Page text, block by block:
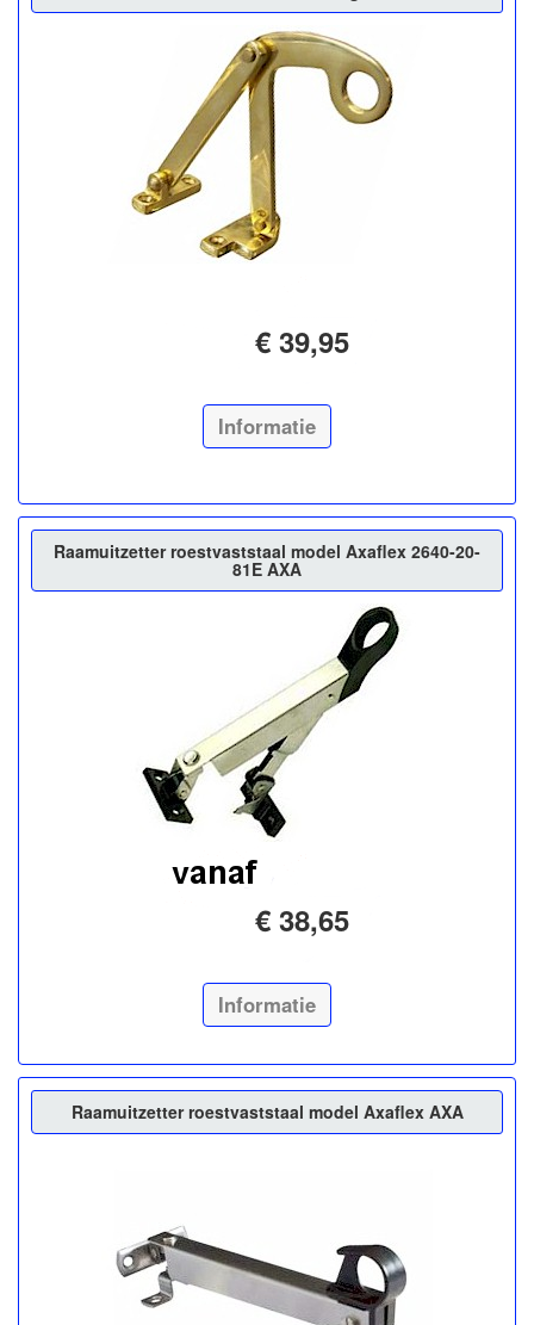
€ 39,95
Informatie
Raamuitzetter roestvaststaal model Axaflex 2640-20-
81E AXA
€ 38,65
Informatie
Raamuitzetter roestvaststaal model Axaflex AXA